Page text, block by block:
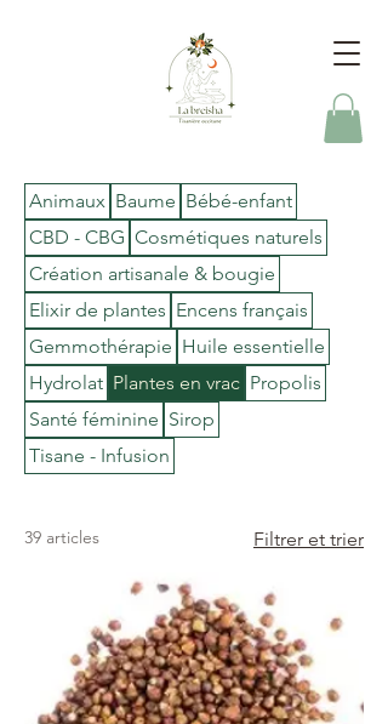
Animaux Baume Bébé-enfant
CBD - CBG Cosmétiques naturels
Création artisanale & bougie
Elixir de plantes Encens français
Gemmothérapie Huile essentielle
Hydrolat Plantes en vrac Propolis
Santé féminine Sirop
Tisane - Infusion
39 articles Filtrer et trier